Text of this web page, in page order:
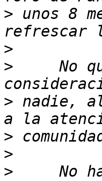
> unos 8
>
>
No
> nadie,
>
>
>
No